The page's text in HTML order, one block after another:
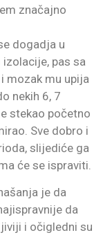
značajno
dogadja u
pas sa
mozak mu upija
nekih 6, 7
stekao početno
Sve dobro i
slijediće ga
će se ispraviti.
je da
da
i očigledni su